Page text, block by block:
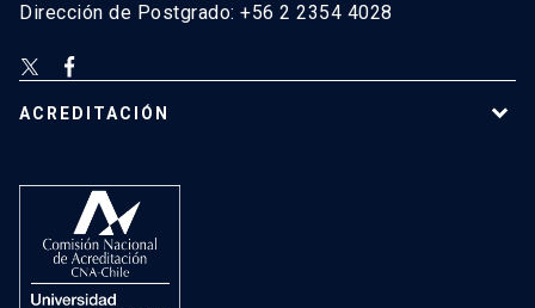
Dirección de Postgrado: +56 2 2354 4028
ACREDITACIÓN